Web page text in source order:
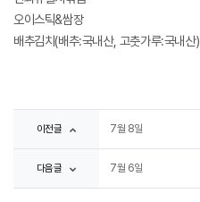
오이스틱&쌈장
배추김치(배추:국내산, 고춧가루:국내산)
이전글 7월 8일
다음글 7월 6일